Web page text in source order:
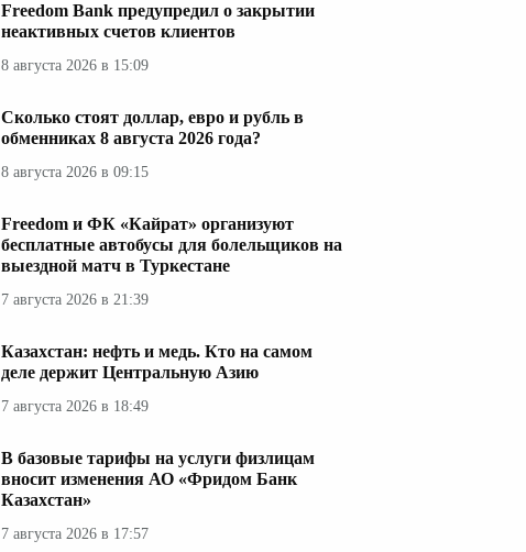
Freedom Bank предупредил о закрытии
неактивных счетов клиентов
8 августа 2026 в 15:09
Сколько стоят доллар, евро и рубль в
обменниках 8 августа 2026 года?
8 августа 2026 в 09:15
Freedom и ФК «Кайрат» организуют
бесплатные автобусы для болельщиков на
выездной матч в Туркестане
7 августа 2026 в 21:39
Казахстан: нефть и медь. Кто на самом
деле держит Центральную Азию
7 августа 2026 в 18:49
В базовые тарифы на услуги физлицам
вносит изменения АО «Фридом Банк
Казахстан»
7 августа 2026 в 17:57